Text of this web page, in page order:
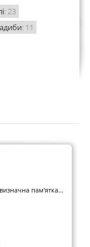
: 23
: 11
пам'ятка...